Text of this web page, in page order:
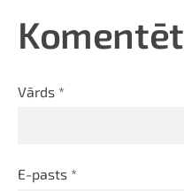
Komentēt
Vārds *
E-pasts *